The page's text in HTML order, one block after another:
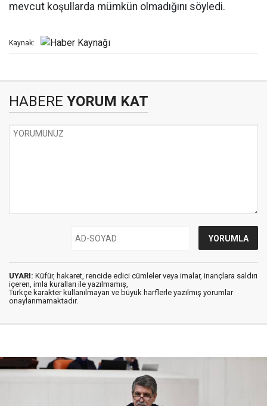
mevcut koşullarda mümkün olmadığını söyledi.
Kaynak:
HABERE YORUM KAT
UYARI: Küfür, hakaret, rencide edici cümleler veya imalar, inançlara saldırı
içeren, imla kuralları ile yazılmamış,
Türkçe karakter kullanılmayan ve büyük harflerle yazılmış yorumlar
onaylanmamaktadır.